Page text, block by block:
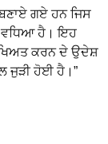
ਗਏ ਹਨ ਜਿਸ
ਵਧਿਆ ਹੈ। ਇਹ
ਕਰਨ ਦੇ ਉਦੇਸ਼
ਜੁੜੀ ਹੋਈ ਹੈ।”